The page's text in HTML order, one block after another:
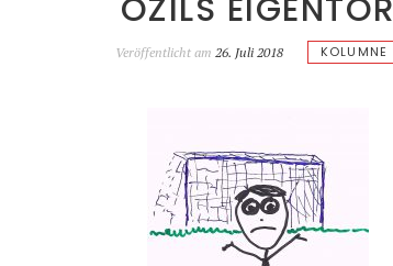
ÖZILS EIGENTOR
Veröffentlicht am 26. Juli 2018 KOLUMNE